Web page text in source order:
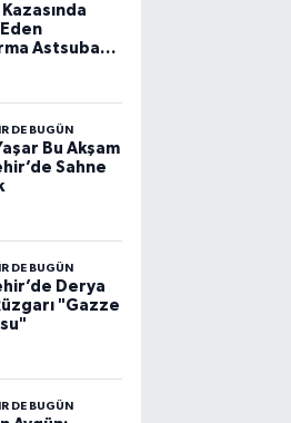
Astsubay
i Şerif
DE BUGÜN
Bu Akşam
Sahne
DE BUGÜN
Derya
"Gazze
DE BUGÜN